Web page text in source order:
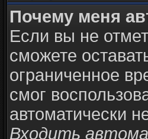
Почему меня
Если вы не
сможете
ограниченное
смог
автоматически
Входить